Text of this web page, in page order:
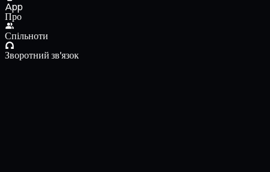
App
Про
Спільноти
Зворотний зв'язок